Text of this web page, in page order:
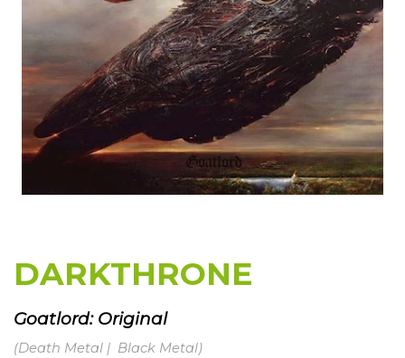
DARKTHRONE
Goatlord: Original
(Death Metal | Black Metal)